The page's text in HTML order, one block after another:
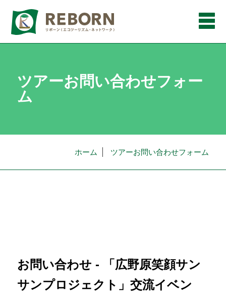
メ
ツアーお問い合わせフォー
ム
ホーム ツアーお問い合わせフォーム
お問い合わせ - 「広野原笑顔サン
サンプロジェクト」交流イベン